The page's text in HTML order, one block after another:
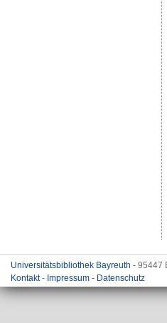
Universitätsbibliothek Bayreuth - 95447
Kontakt- Impressum - Datenschutz